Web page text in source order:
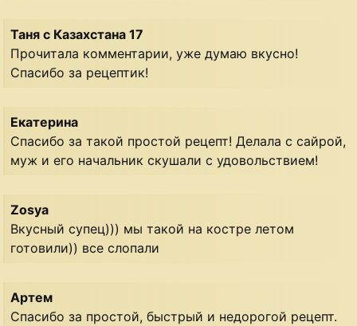
Таня с Казахстана 17
Прочитала комментарии, уже думаю вкусно!
Спасибо за рецептик!
Екатерина
Спасибо за такой простой рецепт! Делала с сайрой,
муж и его начальник скушали с удовольствием!
Zosya
Вкусный супец))) мы такой на костре летом
готовили)) все слопали
Артем
Спасибо за простой, быстрый и недорогой рецепт.